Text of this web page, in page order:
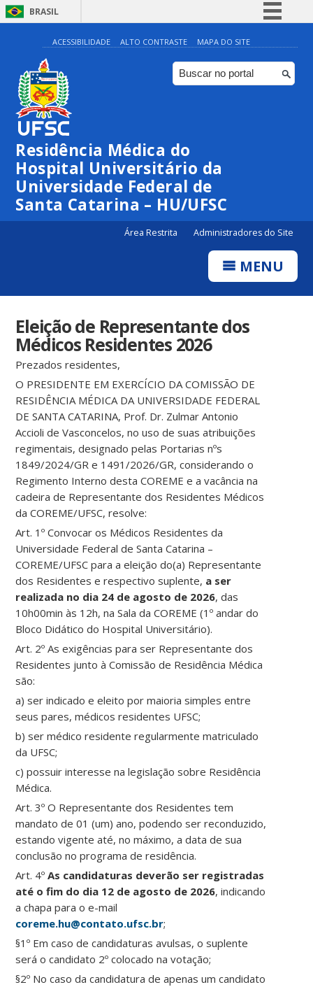
BRASIL
Simplifique!
Comunica BR
Participe
ACESSIBILIDADE ALTO CONTRASTE MAPA DO SITE
Residência Médica do
Hospital Universitário da
Universidade Federal de
Santa Catarina – HU/UFSC
Área Restrita Administradores do Site
MENU
Eleição de Representante dos
Médicos Residentes 2026
Prezados residentes,
O PRESIDENTE EM EXERCÍCIO DA COMISSÃO DE
RESIDÊNCIA MÉDICA DA UNIVERSIDADE FEDERAL
DE SANTA CATARINA, Prof. Dr. Zulmar Antonio
Accioli de Vasconcelos, no uso de suas atribuições
regimentais, designado pelas Portarias nºs
1849/2024/GR e 1491/2026/GR, considerando o
Regimento Interno desta COREME e a vacância na
cadeira de Representante dos Residentes Médicos
da COREME/UFSC, resolve:
Art. 1º Convocar os Médicos Residentes da
Universidade Federal de Santa Catarina –
COREME/UFSC para a eleição do(a) Representante
dos Residentes e respectivo suplente, a ser
realizada no dia 24 de agosto de 2026, das
10h00min às 12h, na Sala da COREME (1º andar do
Bloco Didático do Hospital Universitário).
Art. 2º As exigências para ser Representante dos
Residentes junto à Comissão de Residência Médica
são:
a) ser indicado e eleito por maioria simples entre
seus pares, médicos residentes UFSC;
b) ser médico residente regularmente matriculado
da UFSC;
c) possuir interesse na legislação sobre Residência
Médica.
Art. 3º O Representante dos Residentes tem
mandato de 01 (um) ano, podendo ser reconduzido,
estando vigente até, no máximo, a data de sua
conclusão no programa de residência.
Art. 4ºAs candidaturas deverão ser registradas
até o fim do dia 12 de agosto de 2026, indicando
a chapa para o e-mail
coreme.hu@contato.ufsc.br;
§1º Em caso de candidaturas avulsas, o suplente
será o candidato 2º colocado na votação;
§2º No caso da candidatura de apenas um candidato